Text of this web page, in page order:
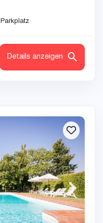
Parkplatz
Details anzeigen